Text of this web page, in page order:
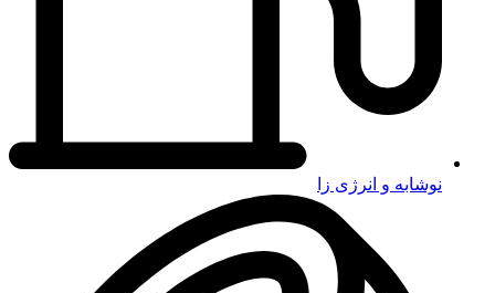
نوشابه و انرژی زا